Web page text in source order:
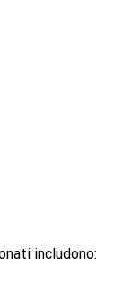
includono: